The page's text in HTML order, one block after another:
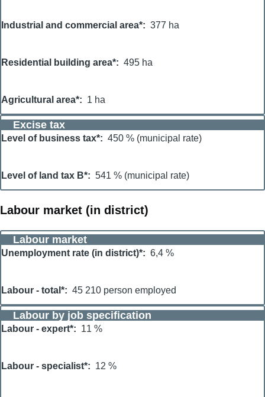
Industrial and commercial area* 377 ha
Residential building area* 495 ha
Agricultural area* 1 ha
Excise tax
Level of business tax* 450 % (municipal rate)
Level of land tax B* 541 % (municipal rate)
Labour market (in district)
Labour market
Unemployment rate (in district)* 6,4 %
Labour - total* 45 210 person employed
Labour by job specification
Labour - expert* 11 %
Labour - specialist* 12 %